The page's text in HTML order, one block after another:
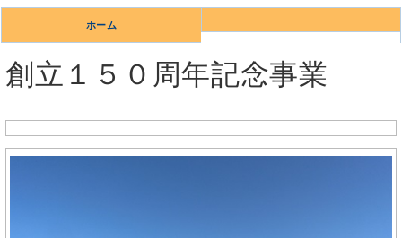
ホーム
創立１５０周年記念事業